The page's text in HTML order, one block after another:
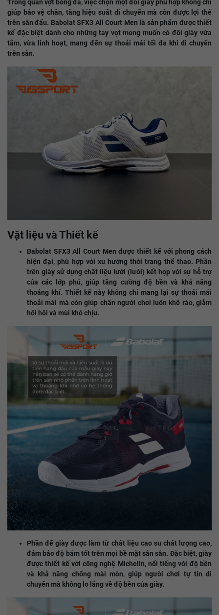
Trong quần vợt bóng đá, việc chọn một đôi giày phù hợp không chỉ
giúp bảo vệ chân, tăng hiệu suất di chuyển mà còn được lợi thế
trên sân đấu. Babolat SFX3 All Court Men là sản phẩm được thiết
kế đặc biệt dành cho những tay vợt mong muốn có đôi giày vừa
tắm, vừa linh hoạt, mang đến sự thoải mái tối đa khi di chuyển
trên sân.
Vật liệu và Thiết kế
Babolat SFX3 All Court Men được thiết kế với phong cách
hiện đại, phù hợp với xu hướng thời trang thể thao. Phần
trên giày sử dụng chất liệu lưới (lưới) kết hợp với sự hỗ trợ
của các lớp phủ, giúp tăng cường độ bền và khả năng
thoáng khí. Thiết kế này không chỉ mang lại sự thoải mái
thoải mái mà còn giúp chân người chơi luôn khô ráo, giảm
hôi hôi và mùi khó chịu.
Phần đế giày được làm từ chất liệu cao su chất lượng cao,
đảm bảo độ bám tốt trên mọi bề mặt sân sân. Đặc biệt, giày
được thiết kế với công nghệ Michelin, nổi tiếng với độ bền
và khả năng chống mài mòn, giúp người chơi tự tin di
chuyển mà không lo lắng về độ bền của giày.